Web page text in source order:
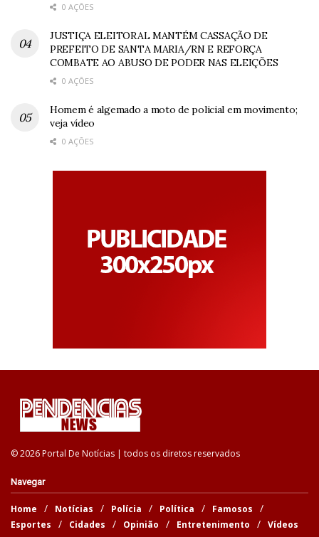
0 AÇÕES
JUSTIÇA ELEITORAL MANTÉM CASSAÇÃO DE
PREFEITO DE SANTA MARIA/RN E REFORÇA
COMBATE AO ABUSO DE PODER NAS ELEIÇÕES
0 AÇÕES
Homem é algemado a moto de policial em movimento;
veja vídeo
0 AÇÕES
© 2026 Portal De Notícias | todos os diretos reservados
Navegar
Home Notícias Polícia Política
Famosos
Esportes
Cidades Opinião Entretenimento Vídeos